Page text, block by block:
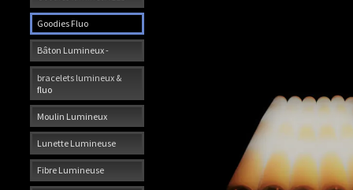
Goodies Fluo
Bâton Lumineux -
bracelets lumineux &
fluo
Moulin Lumineux
Lunette Lumineuse
Fibre Lumineuse